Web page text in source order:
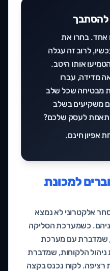
להסתבך
אחד. בחרו את
לרוב זה עגלה
אותו היטב.
מדידה, עברו
מבטיחה שכל שלב
משקיעים בשלב
לעסק שלכם?
אפיון חינם.
למכונת
אלקטרוני לא נמצא
כשמערכת הסליקה
שמדברת עם מערכת
הלקוחות, שמדברת
לקוח נכנס בקצה